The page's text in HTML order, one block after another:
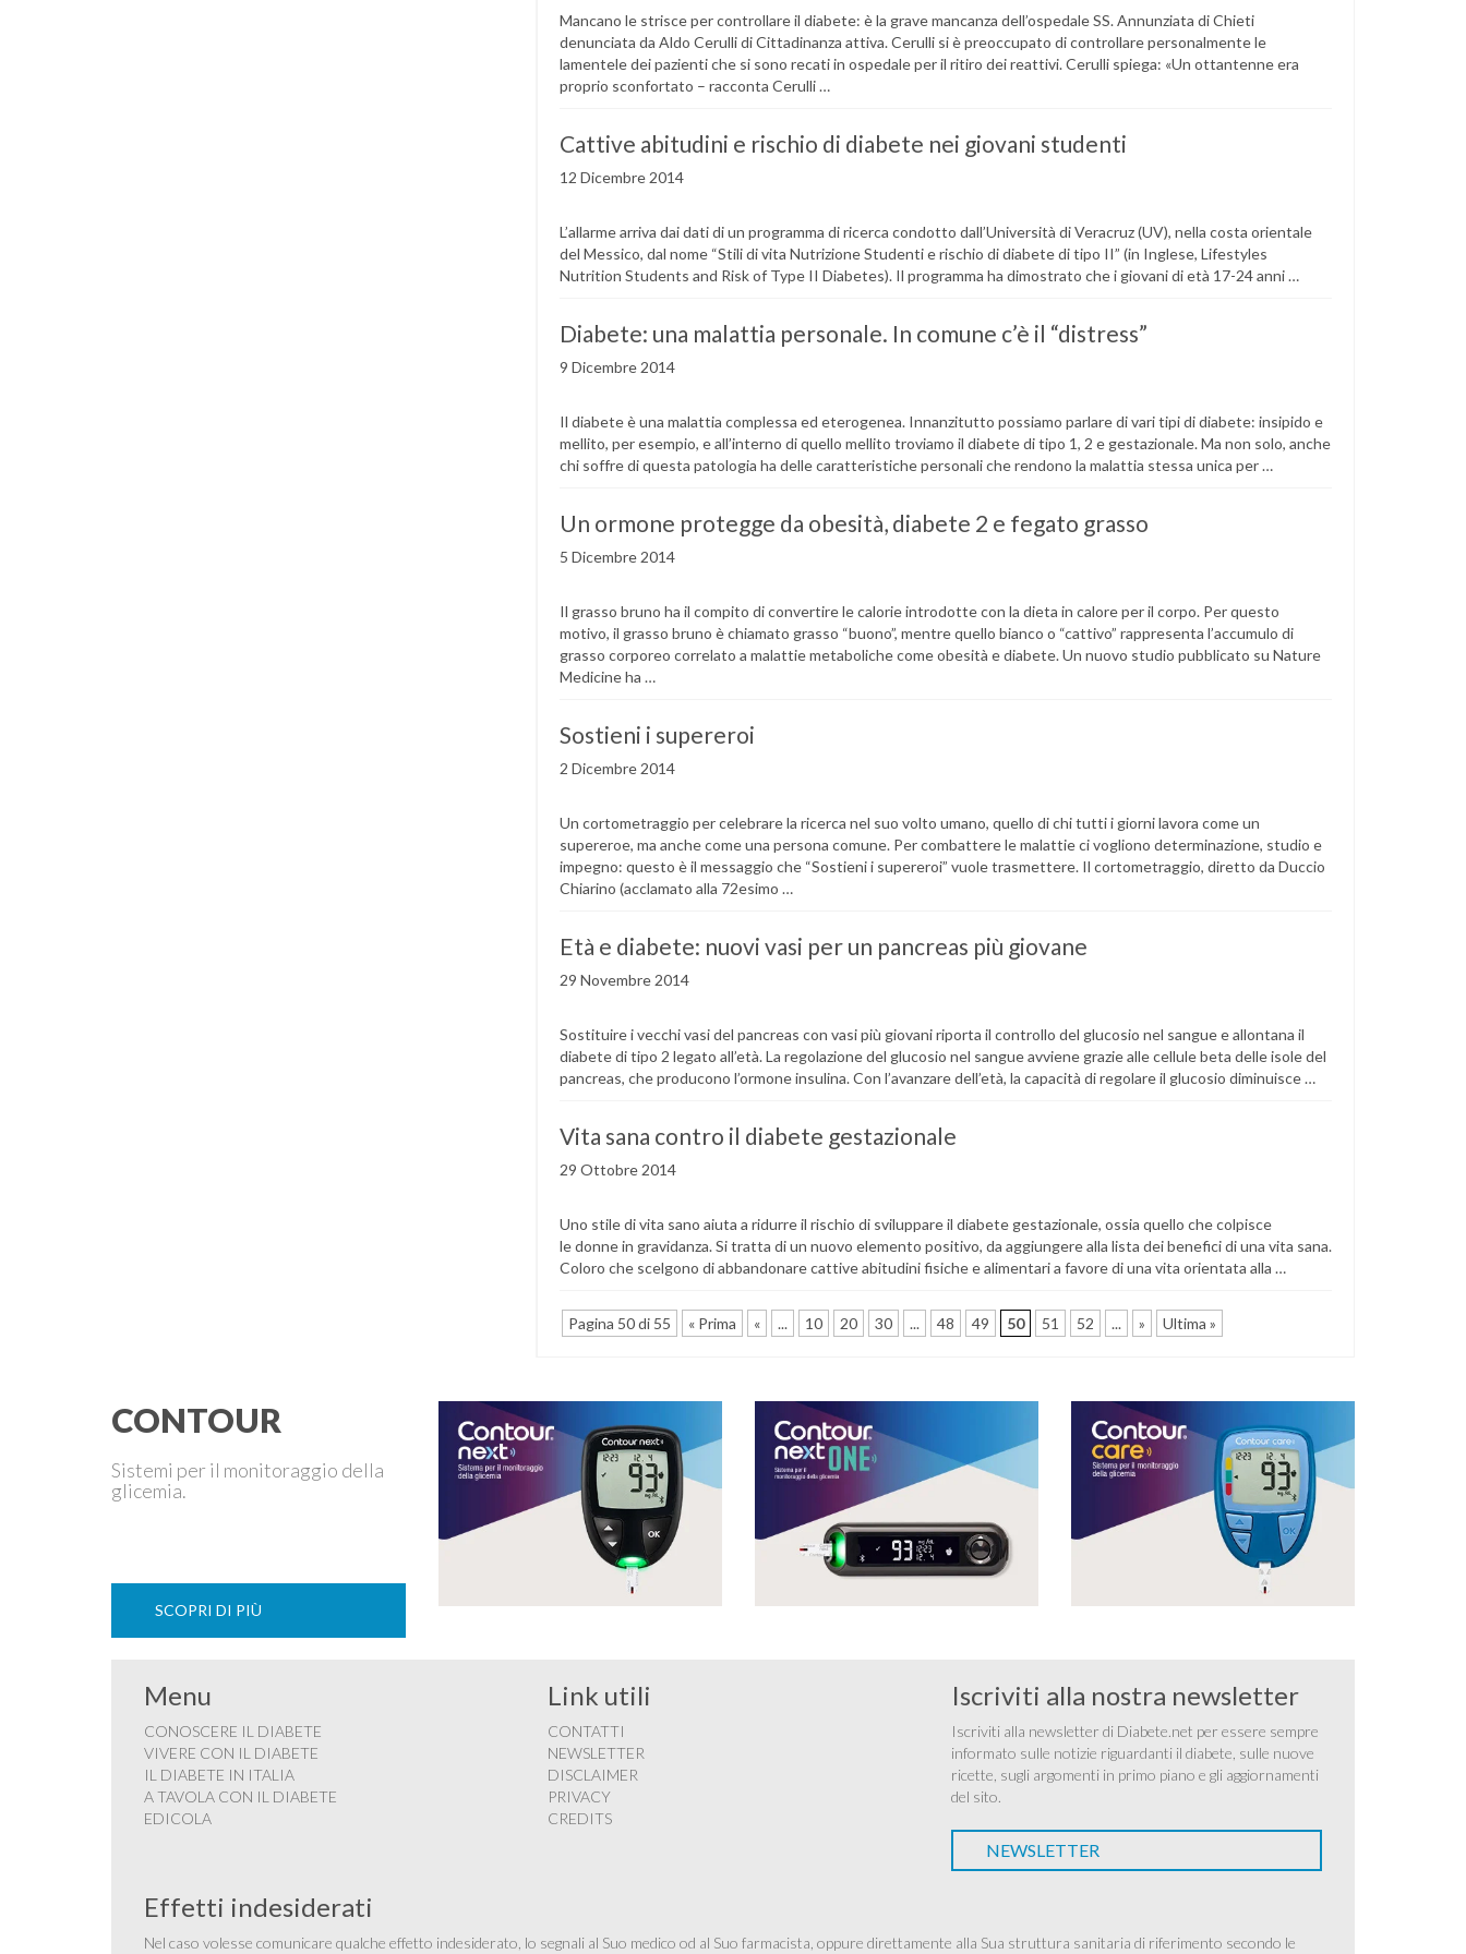
Mancano le strisce per controllare il diabete: è la grave mancanza dell’ospedale SS. Annunziata di Chieti
denunciata da Aldo Cerulli di Cittadinanza attiva. Cerulli si è preoccupato di controllare personalmente le
lamentele dei pazienti che si sono recati in ospedale per il ritiro dei reattivi. Cerulli spiega: «Un ottantenne era
proprio sconfortato – racconta Cerulli …
Cattive abitudini e rischio di diabete nei giovani studenti
12 Dicembre 2014
L’allarme arriva dai dati di un programma di ricerca condotto dall’Università di Veracruz (UV), nella costa orientale
del Messico, dal nome “Stili di vita Nutrizione Studenti e rischio di diabete di tipo II” (in Inglese, Lifestyles
Nutrition Students and Risk of Type II Diabetes). Il programma ha dimostrato che i giovani di età 17-24 anni …
Diabete: una malattia personale. In comune c’è il “distress”
9 Dicembre 2014
Il diabete è una malattia complessa ed eterogenea. Innanzitutto possiamo parlare di vari tipi di diabete: insipido e
mellito, per esempio, e all’interno di quello mellito troviamo il diabete di tipo 1, 2 e gestazionale. Ma non solo, anche
chi soffre di questa patologia ha delle caratteristiche personali che rendono la malattia stessa unica per …
Un ormone protegge da obesità, diabete 2 e fegato grasso
5 Dicembre 2014
Il grasso bruno ha il compito di convertire le calorie introdotte con la dieta in calore per il corpo. Per questo
motivo, il grasso bruno è chiamato grasso “buono”, mentre quello bianco o “cattivo” rappresenta l’accumulo di
grasso corporeo correlato a malattie metaboliche come obesità e diabete. Un nuovo studio pubblicato su Nature
Medicine ha …
Sostieni i supereroi
2 Dicembre 2014
Un cortometraggio per celebrare la ricerca nel suo volto umano, quello di chi tutti i giorni lavora come un
supereroe, ma anche come una persona comune. Per combattere le malattie ci vogliono determinazione, studio e
impegno: questo è il messaggio che “Sostieni i supereroi” vuole trasmettere. Il cortometraggio, diretto da Duccio
Chiarino (acclamato alla 72esimo …
Età e diabete: nuovi vasi per un pancreas più giovane
29 Novembre 2014
Sostituire i vecchi vasi del pancreas con vasi più giovani riporta il controllo del glucosio nel sangue e allontana il
diabete di tipo 2 legato all’età. La regolazione del glucosio nel sangue avviene grazie alle cellule beta delle isole del
pancreas, che producono l’ormone insulina. Con l’avanzare dell’età, la capacità di regolare il glucosio diminuisce …
Vita sana contro il diabete gestazionale
29 Ottobre 2014
Uno stile di vita sano aiuta a ridurre il rischio di sviluppare il diabete gestazionale, ossia quello che colpisce
le donne in gravidanza. Si tratta di un nuovo elemento positivo, da aggiungere alla lista dei benefici di una vita sana.
Coloro che scelgono di abbandonare cattive abitudini fisiche e alimentari a favore di una vita orientata alla …
Pagina 50 di 55 « Prima « ... 10 20 30 ... 48 49 50 51 52 ... » Ultima »
CONTOUR
Sistemi per il monitoraggio della
glicemia.
SCOPRI DI PIÙ
Menu
CONOSCERE IL DIABETE
VIVERE CON IL DIABETE
IL DIABETE IN ITALIA
A TAVOLA CON IL DIABETE
EDICOLA
Link utili
CONTATTI
NEWSLETTER
DISCLAIMER
PRIVACY
CREDITS
Iscriviti alla nostra newsletter
Iscriviti alla newsletter di Diabete.net per essere sempre
informato sulle notizie riguardanti il diabete, sulle nuove
ricette, sugli argomenti in primo piano e gli aggiornamenti
del sito.
NEWSLETTER
Effetti indesiderati
Nel caso volesse comunicare qualche effetto indesiderato, lo segnali al Suo medico od al Suo farmacista, oppure direttamente alla Sua struttura sanitaria di riferimento secondo le